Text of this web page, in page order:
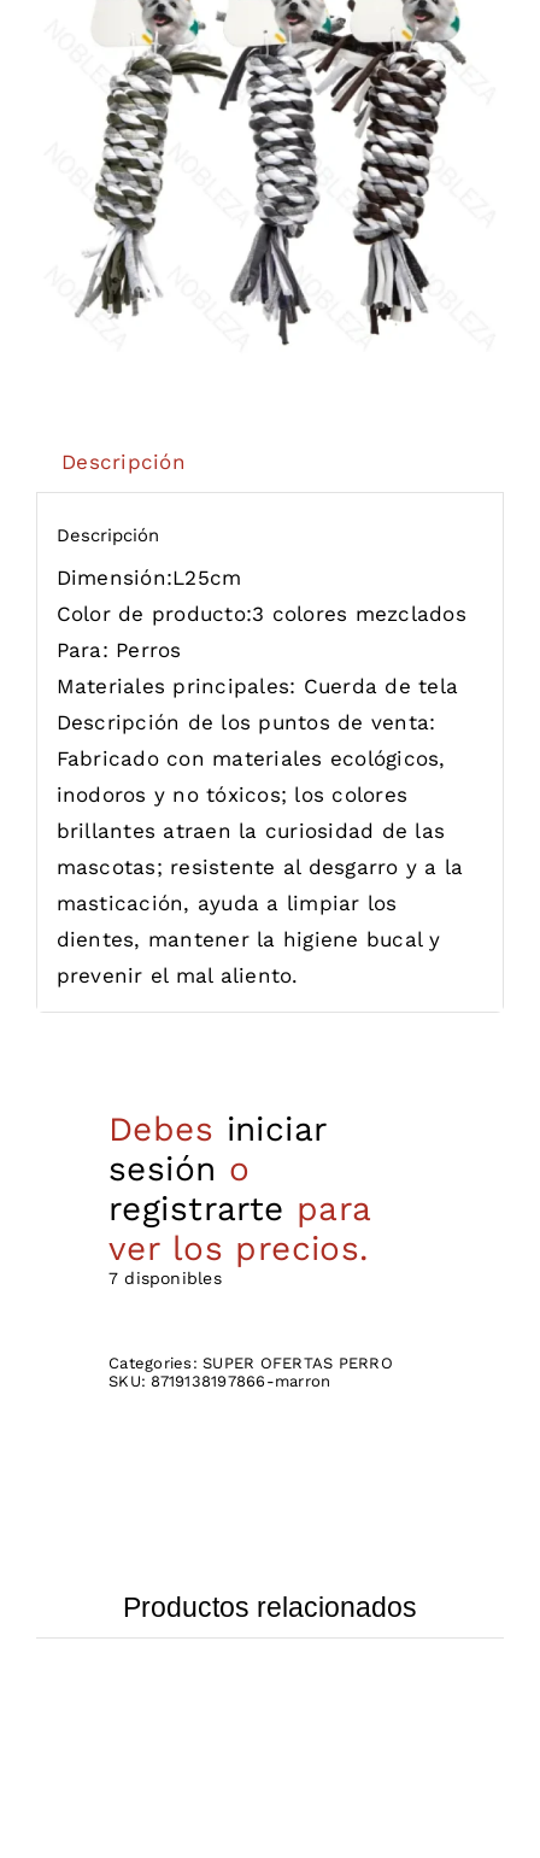
Super Ofertas
Contacto
Descripción
Descripción
Dimensión:L25cm
Color de producto:3 colores mezclados
Para: Perros
Materiales principales: Cuerda de tela
Descripción de los puntos de venta:
Fabricado con materiales ecológicos,
inodoros y no tóxicos; los colores
brillantes atraen la curiosidad de las
mascotas; resistente al desgarro y a la
masticación, ayuda a limpiar los
dientes, mantener la higiene bucal y
prevenir el mal aliento.
Debes iniciar
sesión o
registrarte para
ver los precios.
7 disponibles
Categories:SUPER OFERTAS PERRO
SKU: 8719138197866-marron
Productos relacionados